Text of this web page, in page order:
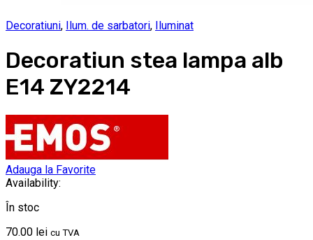
Decoratiuni, Ilum. de sarbatori, Iluminat
Decoratiun stea lampa alb
E14 ZY2214
Adauga la Favorite
Availability:
În stoc
70.00 lei cu TVA